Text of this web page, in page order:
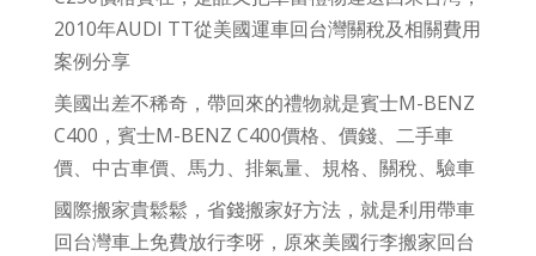
2010年AUDI TT從美國運車回台灣關稅及相關費用
案例分享
美國出差不稀奇，帶回來的禮物就是賓士M-BENZ
C400，賓士M-BENZ C400價格、價錢、二手車
價、中古車價、馬力、排氣量、規格、關稅、驗車
國際搬家貴鬆鬆，省錢搬家好方法，就是利用帶車
回台灣車上免費放行李呀，原來美國行李搬家回台